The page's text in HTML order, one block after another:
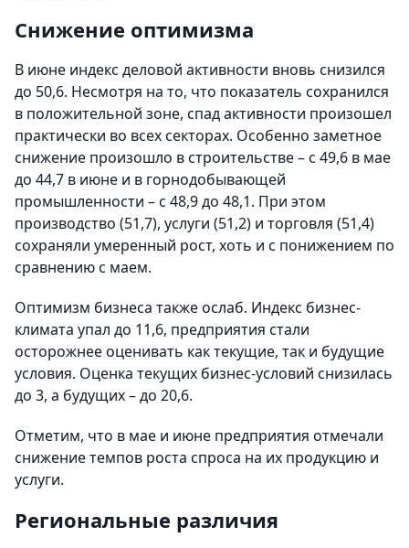
Снижение оптимизма
В июне индекс деловой активности вновь снизился
до 50,6. Несмотря на то, что показатель сохранился
в положительной зоне, спад активности произошел
практически во всех секторах. Особенно заметное
снижение произошло в строительстве – с 49,6 в мае
до 44,7 в июне и в горнодобывающей
промышленности – с 48,9 до 48,1. При этом
производство (51,7), услуги (51,2) и торговля (51,4)
сохраняли умеренный рост, хоть и с понижением по
сравнению с маем.
Оптимизм бизнеса также ослаб. Индекс бизнес-
климата упал до 11,6, предприятия стали
осторожнее оценивать как текущие, так и будущие
условия. Оценка текущих бизнес-условий снизилась
до 3, а будущих – до 20,6.
Отметим, что в мае и июне предприятия отмечали
снижение темпов роста спроса на их продукцию и
услуги.
Региональные различия